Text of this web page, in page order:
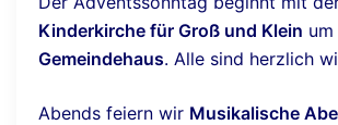
Kinderkirche für Groß und Klein um
Gemeindehaus. Alle sind herzlich
Abends feiern wir Musikalische